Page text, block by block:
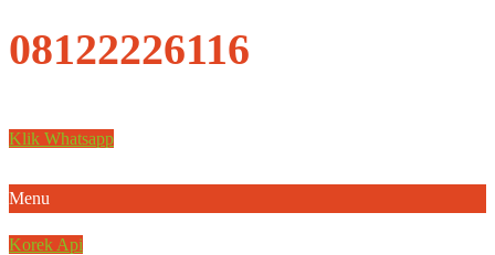
08122226116
Klik Whatsapp
Menu
Korek Api